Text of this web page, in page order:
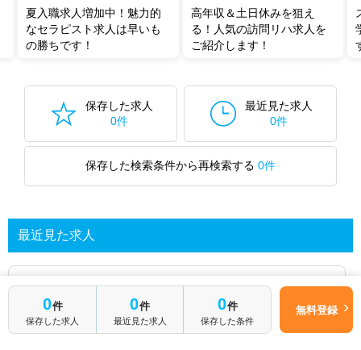
無料転職支援サービス
にお申し込みいただくと、ご希望条件をヒアリン
グした上で求人をご提案いたします。
ご希望条件がまだ定まっていない方は
人気の希望条件をピックアップし
転職支援の他、情報収集や募集状況の確認も、お気軽にご相談くださ
夏入職求人増加中！魅力的
なセラピスト求人は早いも
の勝ちです！
高年収＆土日休みを狙え
る！人気の訪問リハ求人を
ご紹介します！
保存した求人
0件
最近見た求人
0件
保存した検索条件から再検索する 0件
最近見た求人
あなたが最近見た求人を表示します
求人を探してみる
0件
保存した求人
0件
最近見た求人
0件
保存した条件
無料登録